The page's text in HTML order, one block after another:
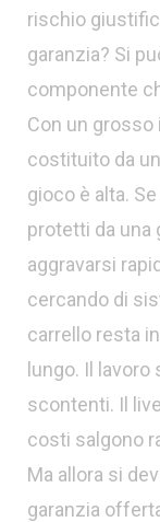
rischio
garanzia? Si
componente
Con un
costituito da
gioco è alta.
protetti da una
aggravarsi
cercando di
carrello resta
lungo. Il
scontenti. Il
costi salgono
Ma allora si
garanzia